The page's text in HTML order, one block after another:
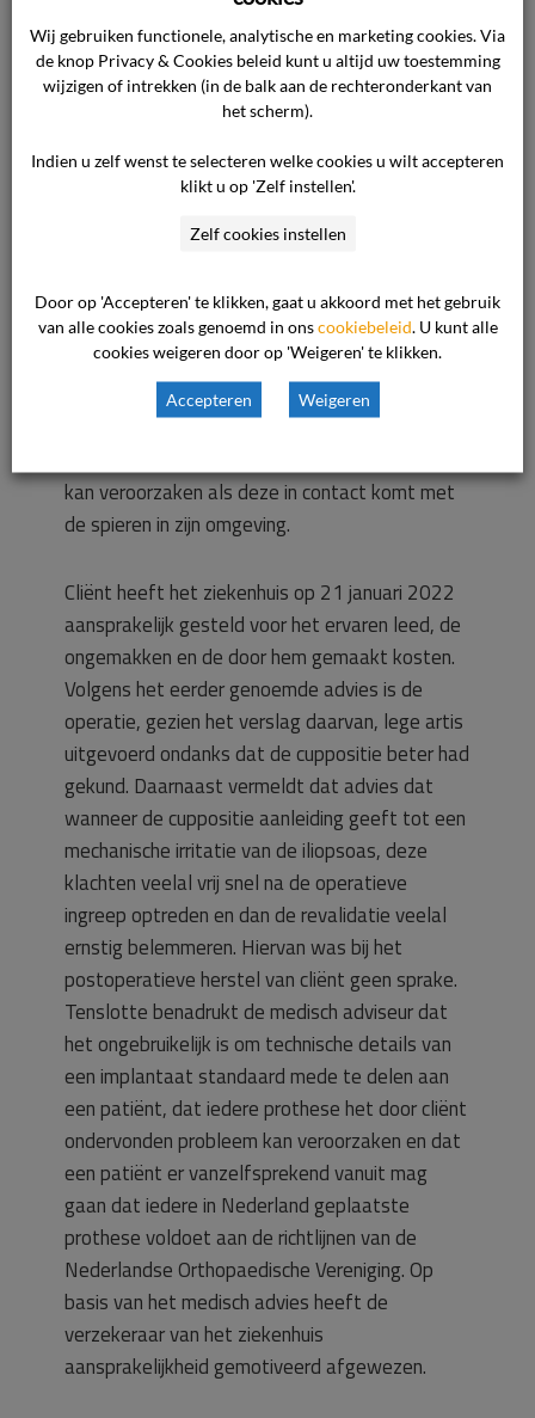
mogelijke risico’s en complicaties. Het gegeven
dat de schroefcup steeds minder wordt
gebruikt en met betrekking tot zijn toepassing
zijn beperkingen kent, maakt niet dat het
van de chirurg. Het type prothese is inderdaad
niet met cliënt besproken, maar dat is ook niet
gebruikelijk, omdat de meeste patiënten weinig
protheses die op de markt zijn. Deze
hoeveelheid maakt dat het bespreken met een
patiënt van technische details van het
implantaat niet noodzakelijk is. Verder is het
een bekend gegeven dat niet alleen de
kan veroorzaken als deze in contact komt met
de spieren in zijn omgeving.
Cliënt heeft het ziekenhuis op 21 januari 2022
aansprakelijk gesteld voor het ervaren leed, de
ongemakken en de door hem gemaakt kosten.
Volgens het eerder genoemde advies is de
operatie, gezien het verslag daarvan, lege artis
uitgevoerd ondanks dat de cuppositie beter had
gekund. Daarnaast vermeldt dat advies dat
wanneer de cuppositie aanleiding geeft tot een
mechanische irritatie van de iliopsoas, deze
klachten veelal vrij snel na de operatieve
ingreep optreden en dan de revalidatie veelal
ernstig belemmeren. Hiervan was bij het
postoperatieve herstel van cliënt geen sprake.
Tenslotte benadrukt de medisch adviseur dat
het ongebruikelijk is om technische details van
een implantaat standaard mede te delen aan
een patiënt, dat iedere prothese het door cliënt
ondervonden probleem kan veroorzaken en dat
een patiënt er vanzelfsprekend vanuit mag
gaan dat iedere in Nederland geplaatste
prothese voldoet aan de richtlijnen van de
Nederlandse Orthopaedische Vereniging. Op
basis van het medisch advies heeft de
verzekeraar van het ziekenhuis
aansprakelijkheid gemotiveerd afgewezen.
Wij gebruiken functionele, analytische en marketing cookies. Via
de knop Privacy & Cookies beleid kunt u altijd uw toestemming
wijzigen of intrekken (in de balk aan de rechteronderkant van
het scherm).
Indien u zelf wenst te selecteren welke cookies u wilt accepteren
klikt u op 'Zelf instellen'.
Zelf cookies instellen
Door op 'Accepteren' te klikken, gaat u akkoord met het gebruik
van alle cookies zoals genoemd in onscookiebeleid . U kunt alle
cookies weigeren door op 'Weigeren' te klikken.
Accepteren Weigeren